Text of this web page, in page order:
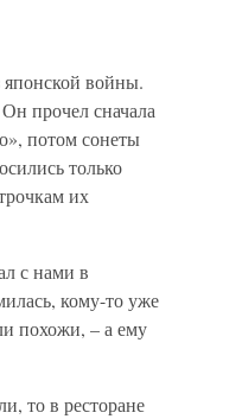
войны.
прочел сначала
потом сонеты
только
их
с нами в
кому-то уже
похожи, – а ему
то в ресторане